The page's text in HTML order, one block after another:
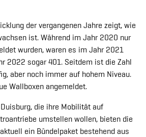
der vergangenen Jahre zeigt, wie
ist. Während im Jahr 2020 nur
wurden, waren es im Jahr 2021
2022 sogar 401. Seitdem ist die Zahl
aber noch immer auf hohem Niveau.
Wallboxen angemeldet.
die ihre Mobilität auf
umstellen wollen, bieten die
ein Bündelpaket bestehend aus